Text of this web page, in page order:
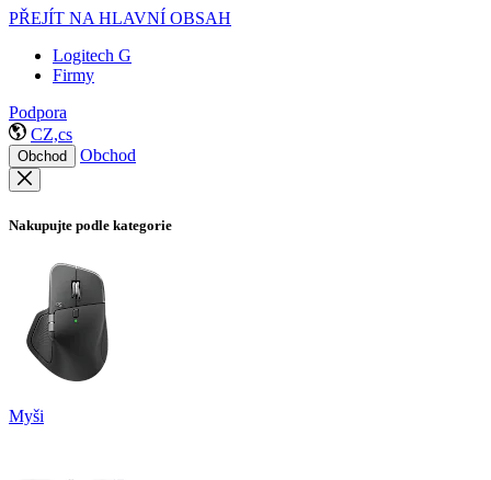
PŘEJÍT NA HLAVNÍ OBSAH
Logitech G
Firmy
Podpora
CZ,cs
Obchod Obchod
Nakupujte podle kategorie
Myši